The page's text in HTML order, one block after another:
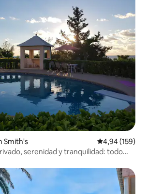
Smith's Calificación
4,94 (159)
serenidad y tranquilidad: todo